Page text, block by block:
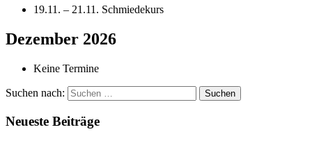
19.11. – 21.11. Schmiedekurs
Dezember 2026
Keine Termine
Suchen nach:
Neueste Beiträge